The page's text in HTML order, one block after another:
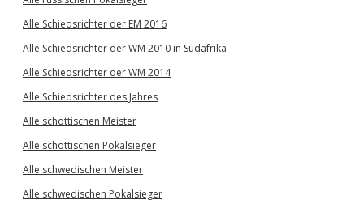
Alle Schiedsrichter der EM 2016
Alle Schiedsrichter der WM 2010 in Südafrika
Alle Schiedsrichter der WM 2014
Alle Schiedsrichter des Jahres
Alle schottischen Meister
Alle schottischen Pokalsieger
Alle schwedischen Meister
Alle schwedischen Pokalsieger